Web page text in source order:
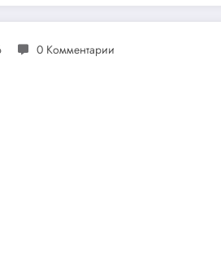
0 Комментарии